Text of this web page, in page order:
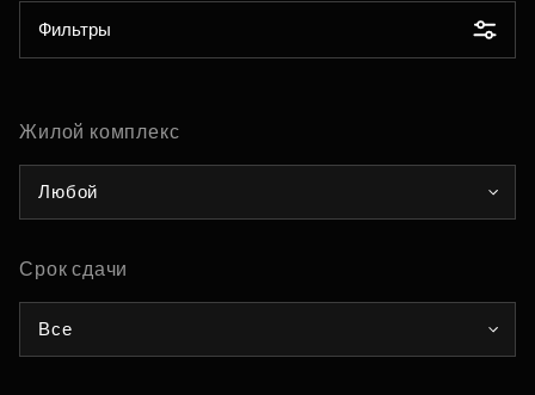
Фильтры
Жилой комплекс
Любой
Срок сдачи
Все